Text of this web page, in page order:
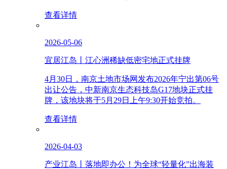
查看详情
2026-05-06
宜居江岛丨江心洲稀缺低密宅地正式挂牌
4月30日，南京土地市场网发布2026年宁出第06号
出让公告，中新南京生态科技岛G17地块正式挂
牌，该地块将于5月29日上午9:30开始竞拍。
查看详情
2026-04-03
产业江岛丨落地即办公！为全球“轻量化”出海装